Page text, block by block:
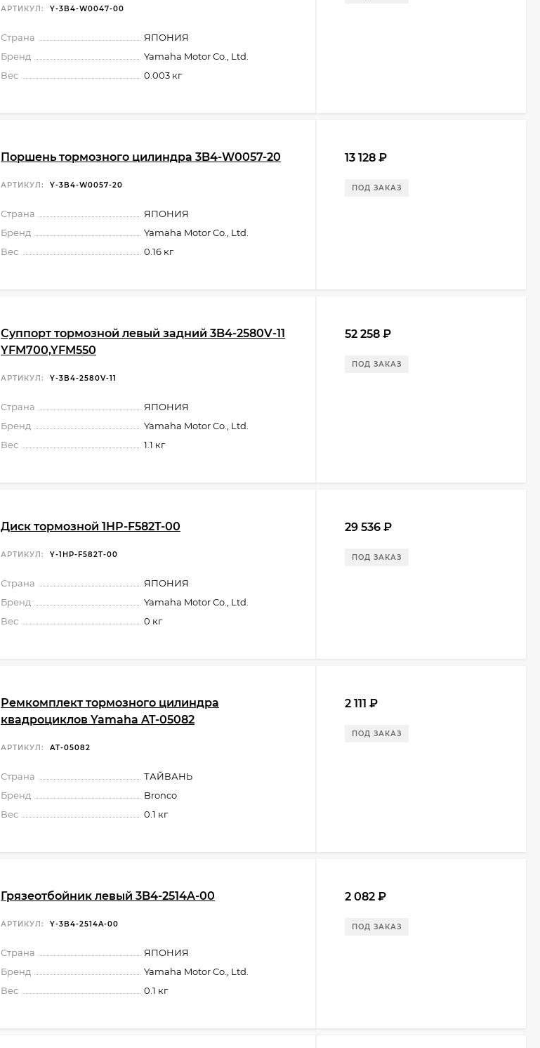
АРТИКУЛ: Y-3B4-W0047-00
Страна
ЯПОНИЯ
Бренд
Yamaha Motor Co., Ltd.
Вес
0.003 кг
Поршень тормозного цилиндра 3B4-W0057-20
АРТИКУЛ: Y-3B4-W0057-20
Страна
ЯПОНИЯ
Бренд
Yamaha Motor Co., Ltd.
Вес
0.16 кг
13 128 ₽
ПОД ЗАКАЗ
Суппорт тормозной левый задний 3B4-2580V-11
YFM700,YFM550
АРТИКУЛ: Y-3B4-2580V-11
Страна
ЯПОНИЯ
Бренд
Yamaha Motor Co., Ltd.
Вес
1.1 кг
52 258 ₽
ПОД ЗАКАЗ
Диск тормозной 1HP-F582T-00
АРТИКУЛ: Y-1HP-F582T-00
Страна
ЯПОНИЯ
Бренд
Yamaha Motor Co., Ltd.
Вес
0 кг
29 536 ₽
ПОД ЗАКАЗ
Ремкомплект тормозного цилиндра
квадроциклов Yamaha AT-05082
АРТИКУЛ: AT-05082
Страна
ТАЙВАНЬ
Бренд
Bronco
Вес
0.1 кг
2 111 ₽
ПОД ЗАКАЗ
Грязеотбойник левый 3B4-2514A-00
АРТИКУЛ: Y-3B4-2514A-00
Страна
ЯПОНИЯ
Бренд
Yamaha Motor Co., Ltd.
Вес
0.1 кг
2 082 ₽
ПОД ЗАКАЗ